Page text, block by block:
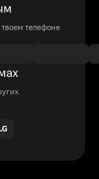
телефоне